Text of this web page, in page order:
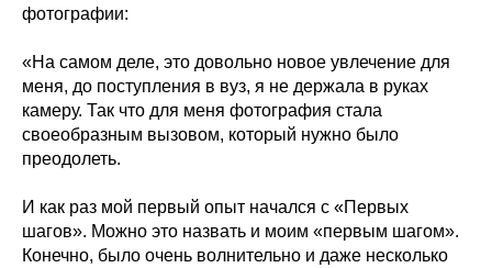
фотографии:
«На самом деле, это довольно новое увлечение для
меня, до поступления в вуз, я не держала в руках
камеру. Так что для меня фотография стала
своеобразным вызовом, который нужно было
преодолеть.
И как раз мой первый опыт начался с «Первых
шагов». Можно это назвать и моим «первым шагом».
Конечно, было очень волнительно и даже несколько